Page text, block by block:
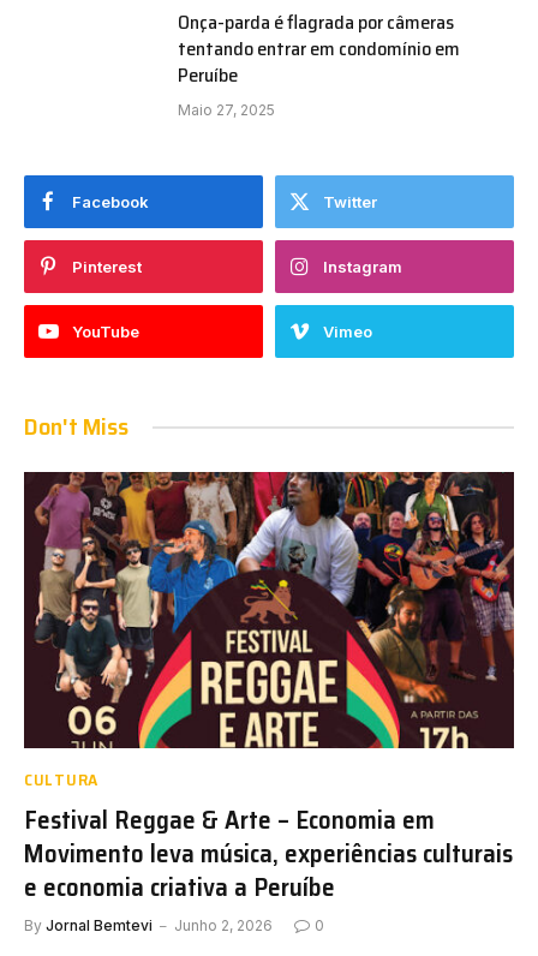
Onça-parda é flagrada por câmeras
tentando entrar em condomínio em
Peruíbe
Maio 27, 2025
Facebook Twitter
Pinterest Instagram
YouTube Vimeo
Don't Miss
CULTURA
Festival Reggae & Arte – Economia em
Movimento leva música, experiências culturais
e economia criativa a Peruíbe
By Jornal Bemtevi Junho 2, 2026 0